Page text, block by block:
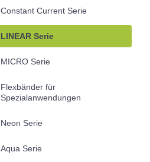
Constant Current Serie
LINEAR Serie
MICRO Serie
Flexbänder für
Spezialanwendungen
Neon Serie
Aqua Serie